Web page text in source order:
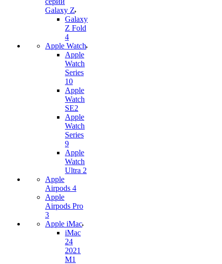
Galaxy Z
Galaxy
Z Fold
4
Apple Watch
Apple
Watch
Series
10
Apple
Watch
SE2
Apple
Watch
Series
9
Apple
Watch
Ultra 2
Apple
Airpods 4
Apple
Airpods Pro
3
Apple iMac
iMac
24
2021
M1